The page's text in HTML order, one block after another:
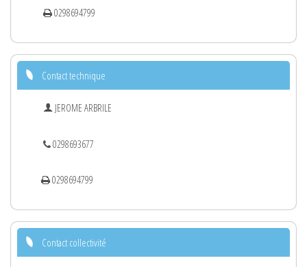
0298694799
Contact technique
JEROME ARBRILE
0298693677
0298694799
Contact collectivité